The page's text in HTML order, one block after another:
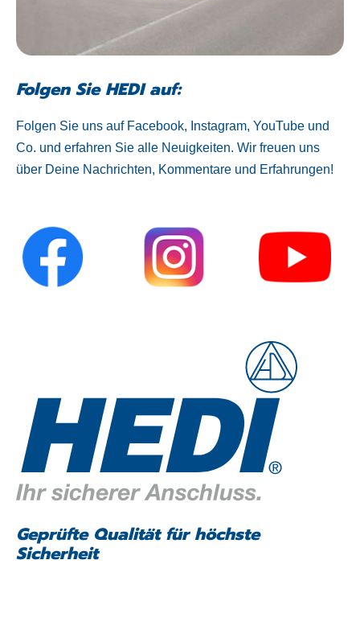
Folgen Sie HEDI auf:
Folgen Sie uns auf Facebook, Instagram, YouTube und
Co. und erfahren Sie alle Neuigkeiten. Wir freuen uns
über Deine Nachrichten, Kommentare und Erfahrungen!
Geprüfte Qualität für höchste
Sicherheit